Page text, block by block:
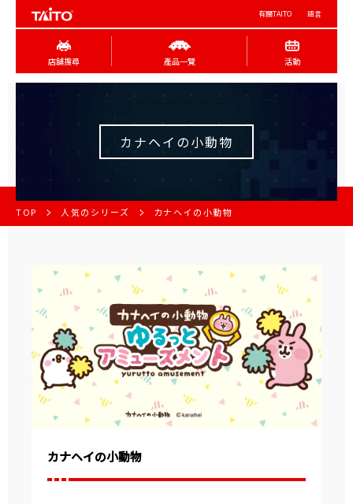
有關TAITO 語言
店舖搜尋 產品一覽 活動
カナヘイの小動物
TOP 人気のシリーズ カナヘイの小動物
カナヘイの小動物